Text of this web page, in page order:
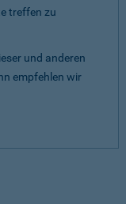
treffen zu
und anderen
empfehlen wir